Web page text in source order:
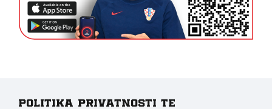
Politika privatnosti te